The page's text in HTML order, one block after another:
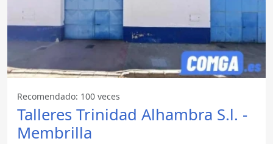
Recomendado: 100 veces
Talleres Trinidad Alhambra S.l. -
Membrilla